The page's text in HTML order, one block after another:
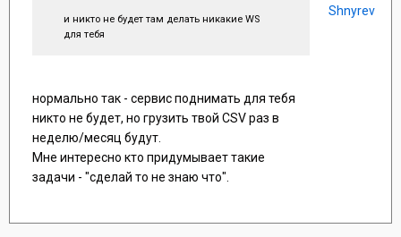
и никто не будет там делать никакие WS
для тебя
нормально так - сервис поднимать для тебя
никто не будет, но грузить твой CSV раз в
неделю/месяц будут.
Мне интересно кто придумывает такие
задачи - "сделай то не знаю что".
Shnyrev